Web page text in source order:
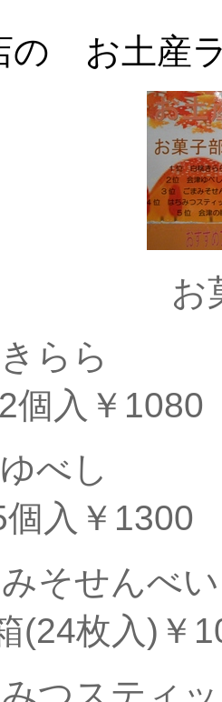
の お土産
お
白桃
入￥1080
津
入￥1300
みそ
枚入)￥